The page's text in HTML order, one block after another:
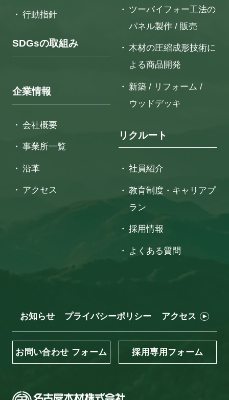
行動指針
SDGsの取組み
企業情報
会社概要
事業所一覧
沿革
アクセス
ツーバイフォー工法の
パネル製作 / 販売
木材の圧縮成形技術に
よる商品開発
新築 / リフォーム /
ウッドデッキ
リクルート
社員紹介
教育制度・キャリアプ
ラン
採用情報
よくある質問
お問い合わせ フォーム
お知らせ プライバシーポリシー アクセス
採用専用フォーム